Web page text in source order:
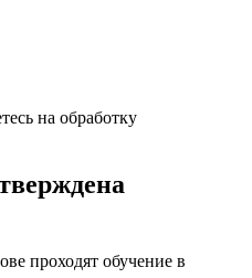
на обработку
проходят обучение в